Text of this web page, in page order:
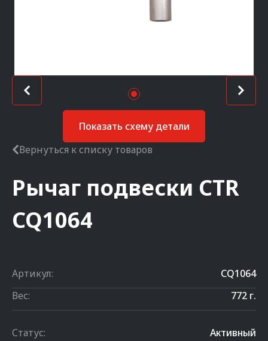
Показать схему детали
Вернуться к списку товаров
Рычаг подвески CTR
CQ1064
Артикул:
CQ1064
Вес:
772 г.
Статус: Активный